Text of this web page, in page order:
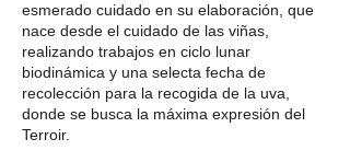
esmerado cuidado en su elaboración, que
nace desde el cuidado de las viñas,
realizando trabajos en ciclo lunar
biodinámica y una selecta fecha de
recolección para la recogida de la uva,
donde se busca la máxima expresión del
Terroir.